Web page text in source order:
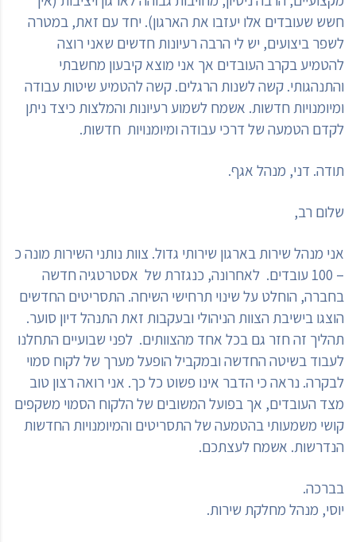
חשש שעובדים אלו יעזבו את הארגון). יחד עם זאת, במטרה
לשפר ביצועים, יש לי הרבה רעיונות חדשים שאני רוצה
להטמיע בקרב העובדים אך אני מוצא קיבעון מחשבתי
והתנהגותי. קשה לשנות הרגלים. קשה להטמיע שיטות עבודה
ומיומנויות חדשות. אשמח לשמוע רעיונות והמלצות כיצד ניתן
לקדם הטמעה של דרכי עבודה ומיומנויות חדשות.
תודה. דני, מנהל אגף.
שלום רב,
אני מנהל שירות בארגון שירותי גדול. צוות נותני השירות מונה כ
– 100 עובדים. לאחרונה, כנגזרת של אסטרטגיה חדשה
בחברה, הוחלט על שינוי תרחישי השיחה. התסריטים החדשים
הוצגו בישיבת הצוות הניהולי ובעקבות זאת התנהל דיון סוער.
תהליך זה חזר גם בכל אחד מהצוותים. לפני שבועיים התחלנו
לעבוד בשיטה החדשה ובמקביל הופעל מערך של לקוח סמוי
לבקרה. נראה כי הדבר אינו פשוט כל כך. אני רואה רצון טוב
מצד העובדים, אך בפועל המשובים של הלקוח הסמוי משקפים
קושי משמעותי בהטמעה של התסריטים והמיומנויות החדשות
הנדרשות. אשמח לעצתכם.
בברכה.
יוסי, מנהל מחלקת שירות.